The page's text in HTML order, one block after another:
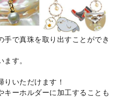
手で真珠を取り出すことができ
す。
いただけます！
キーホルダーに加工することも